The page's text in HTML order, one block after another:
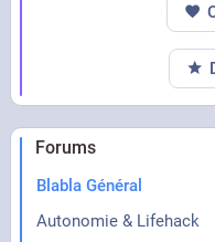
Forums
Blabla Général
Autonomie & Lifehack